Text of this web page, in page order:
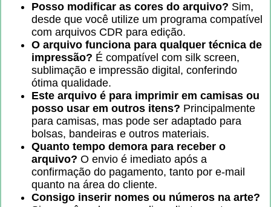
Posso modificar as cores do arquivo? Sim,
desde que você utilize um programa compatível
com arquivos CDR para edição.
O arquivo funciona para qualquer técnica de
impressão? É compatível com silk screen,
sublimação e impressão digital, conferindo
ótima qualidade.
Este arquivo é para imprimir em camisas ou
posso usar em outros itens? Principalmente
para camisas, mas pode ser adaptado para
bolsas, bandeiras e outros materiais.
Quanto tempo demora para receber o
arquivo? O envio é imediato após a
confirmação do pagamento, tanto por e-mail
quanto na área do cliente.
Consigo inserir nomes ou números na arte?